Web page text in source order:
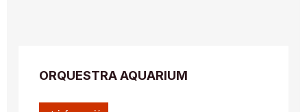
ORQUESTRA AQUARIUM